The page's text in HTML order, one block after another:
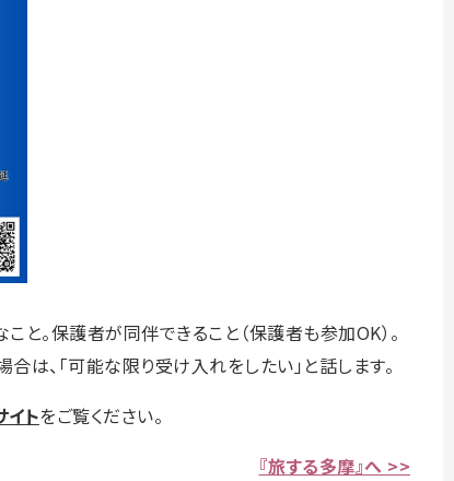
。保護者が同伴できること（保護者も参加OK）。
、「可能な限り受け入れをしたい」と話します。
トをご覧ください。
『旅する多摩』へ >>